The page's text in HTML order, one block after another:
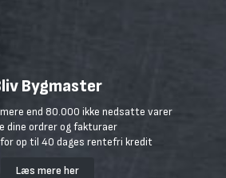
Bygmaster
end 80.000 ikke nedsatte varer
dine ordrer og fakturaer
op til 40 dages rentefri kredit
Læs mere her